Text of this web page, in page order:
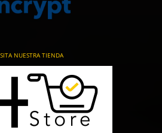
NUESTRA TIENDA